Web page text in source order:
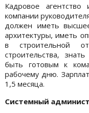
Кадровое
компании
должен иметь
архитектуры, иметь
в строительной
строительства,
быть готовым к
рабочему дню.
1,5 месяца.
Системный